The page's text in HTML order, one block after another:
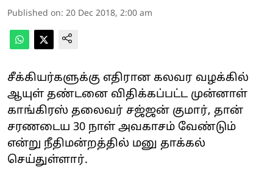
Published on: 20 Dec 2018, 2:00 am
சீக்கியர்களுக்கு எதிரான கலவர வழக்கில்
ஆயுள் தண்டனை விதிக்கப்பட்ட முன்னாள்
காங்கிரஸ் தலைவர் சஜ்ஜன் குமார், தான்
சரணடைய 30 நாள் அவகாசம் வேண்டும்
என்று நீதிமன்றத்தில் மனு தாக்கல்
செய்துள்ளார்.